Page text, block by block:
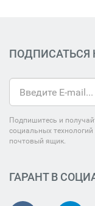
ПОДПИСАТЬСЯ
Подпишитесь и
социальных
почтовый ящик.
ГАРАНТ В